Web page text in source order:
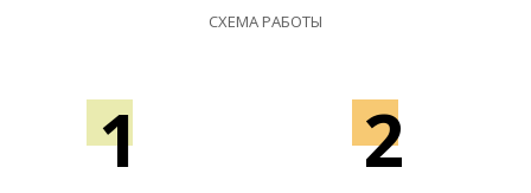
СХЕМА РАБОТЫ
1 2